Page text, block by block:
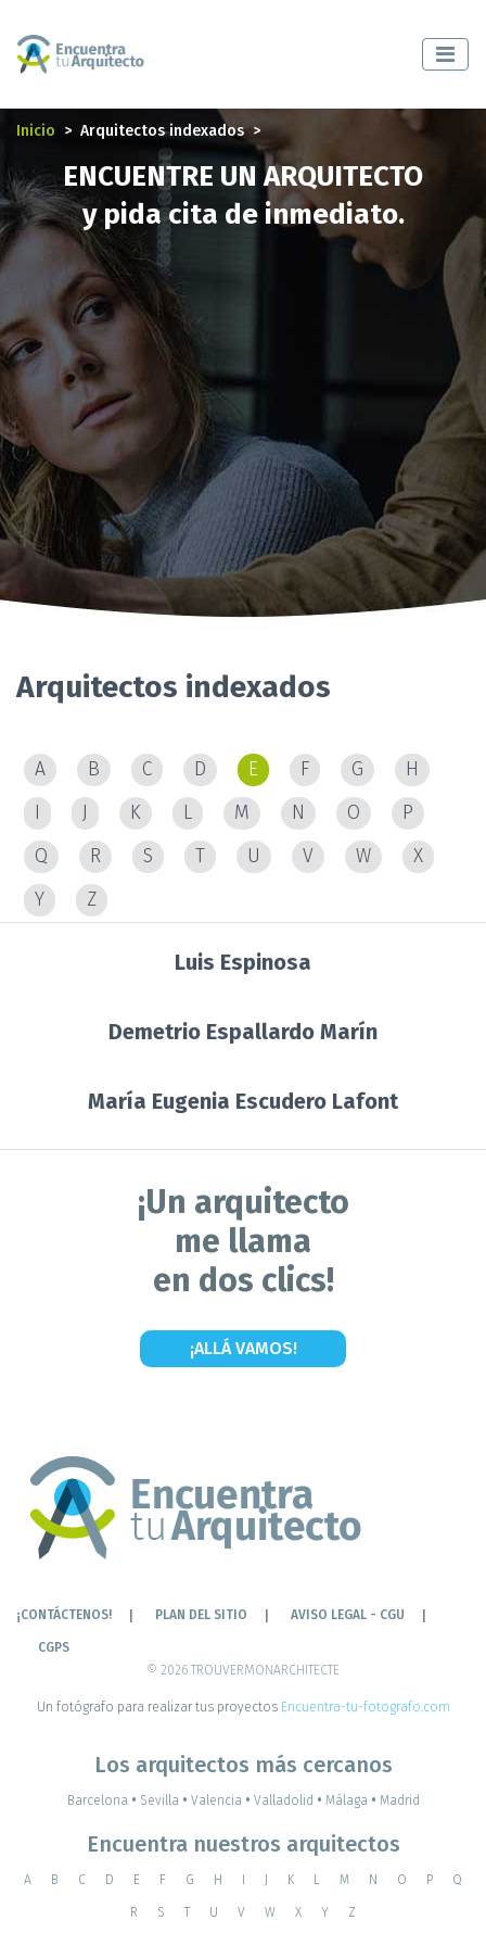
Inicio Arquitectos indexados
ENCUENTRE UN ARQUITECTO
y pida cita de inmediato.
Arquitectos indexados
A B C D E F G
H
J K L M N O
P
Q
R S T U V W
X
Y
Z
Luis Espinosa
Demetrio Espallardo Marín
María Eugenia Escudero Lafont
¡Un arquitecto
me llama
en dos clics!
¡ALLÁ VAMOS!
¡CONTÁCTENOS! PLAN DEL SITIO AVISO LEGAL - CGU
CGPS
© 2026 TROUVERMONARCHITECTE
Un fotógrafo para realizar tus proyectos Encuentra-tu-fotografo.com
Los arquitectos más cercanos
Barcelona • Sevilla • Valencia • Valladolid • Málaga • Madrid
Encuentra nuestros arquitectos
A B C D E F G H K L M N O P Q
R S T U V W X Y Z